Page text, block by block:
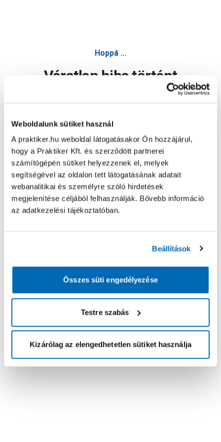
Weboldalunk sütiket használ
A praktiker.hu weboldal látogatásakor Ön hozzájárul,
hogy a Praktiker Kft. és szerződött partnerei
számítógépén sütiket helyezzenek el, melyek
segítségével az oldalon tett látogatásának adatait
webanalitikai és személyre szóló hirdetések
megjelenítése céljából felhasználják. Bővebb információ
az adatkezelési tájékoztatóban.
Beállítások
Összes süti engedélyezése
Testre szabás
Kizárólag az elengedhetetlen sütiket használja
Hoppá ...
Váratlan hiba történt
Oldal újratöltése